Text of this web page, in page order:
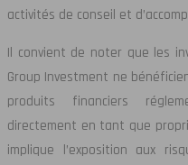
activités de conseil et
Il convient de noter que les
Group Investment ne
produits financiers
directement en tant que
implique l’exposition aux